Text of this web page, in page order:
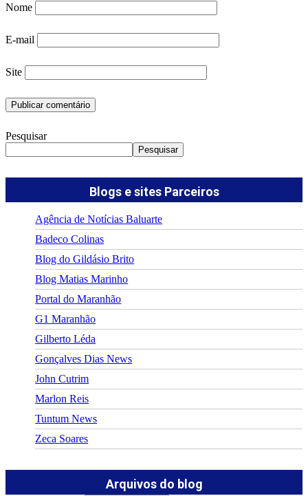
Nome
E-mail
Site
Pesquisar
Pesquisar
Blogs e sites Parceiros
Agência de Notícias Baluarte
Badeco Colinas
Blog do Gildásio Brito
Blog Matias Marinho
Portal do Maranhão
G1 Maranhão
Gilberto Léda
Gonçalves Dias News
John Cutrim
Marlon Reis
Tuntum News
Zeca Soares
Arquivos do blog